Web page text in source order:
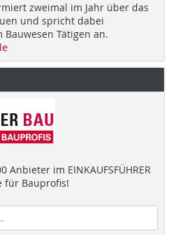
zweimal im Jahr über das
und spricht dabei
Tätigen an.
Anbieter im EINKAUFSFÜHRER
für Bauprofis!